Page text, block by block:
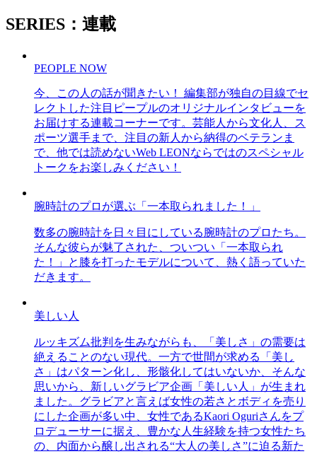
SERIES：連載
PEOPLE NOW
今、この人の話が聞きたい！ 編集部が独自の目線でセ
レクトした注目ピープルのオリジナルインタビューを
お届けする連載コーナーです。芸能人から文化人、ス
ポーツ選手まで、注目の新人から納得のベテランま
で、他では読めないWeb LEONならではのスペシャル
トークをお楽しみください！
腕時計のプロが選ぶ「一本取られました！」
数多の腕時計を日々目にしている腕時計のプロたち。
そんな彼らが魅了された、ついつい「一本取られ
た！」と膝を打ったモデルについて、熱く語っていた
だきます。
美しい人
ルッキズム批判を生みながらも、「美しさ」の需要は
絶えることのない現代。一方で世間が求める「美し
さ」はパターン化し、形骸化してはいないか、そんな
思いから、新しいグラビア企画「美しい人」が生まれ
ました。グラビアと言えば女性の若さとボディを売り
にした企画が多い中、女性であるKaori Oguriさんをプ
ロデューサーに据え、豊かな人生経験を持つ女性たち
の、内面から醸し出される“大人の美しさ”に迫る新た